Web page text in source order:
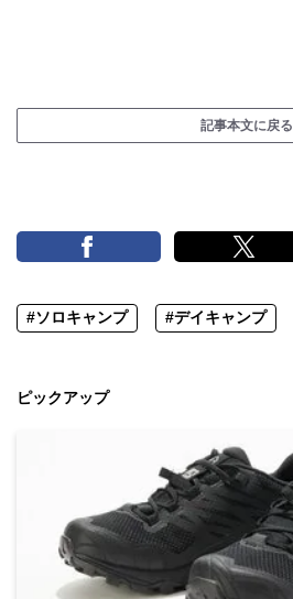
記事本文に戻る
#ソロキャンプ #デイキャンプ
ピックアップ